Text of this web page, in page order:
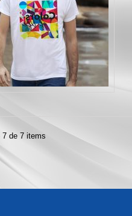
7 de 7 items